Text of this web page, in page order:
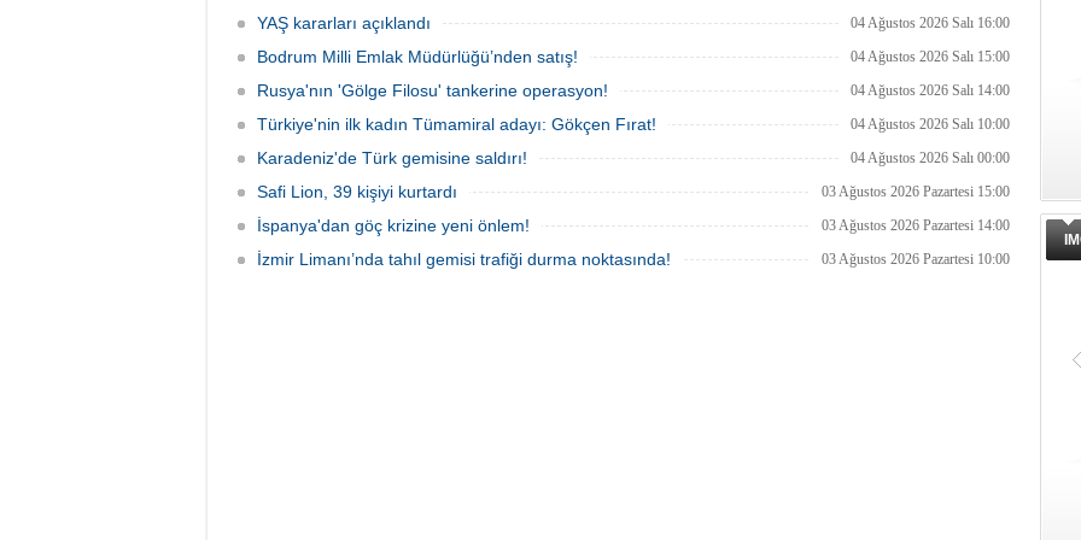
YAŞ kararları açıklandı 04 Ağustos 2026 Salı 16:00
Bodrum Milli Emlak Müdürlüğü’nden satış! 04 Ağustos 2026 Salı 15:00
Rusya'nın 'Gölge Filosu' tankerine operasyon! 04 Ağustos 2026 Salı 14:00
Türkiye'nin ilk kadın Tümamiral adayı: Gökçen Fırat! 04 Ağustos 2026 Salı 10:00
Karadeniz'de Türk gemisine saldırı! 04 Ağustos 2026 Salı 00:00
Safi Lion, 39 kişiyi kurtardı 03 Ağustos 2026 Pazartesi 15:00
İspanya'dan göç krizine yeni önlem! 03 Ağustos 2026 Pazartesi 14:00
İzmir Limanı’nda tahıl gemisi trafiği durma noktasında! 03 Ağustos 2026 Pazartesi 10:00